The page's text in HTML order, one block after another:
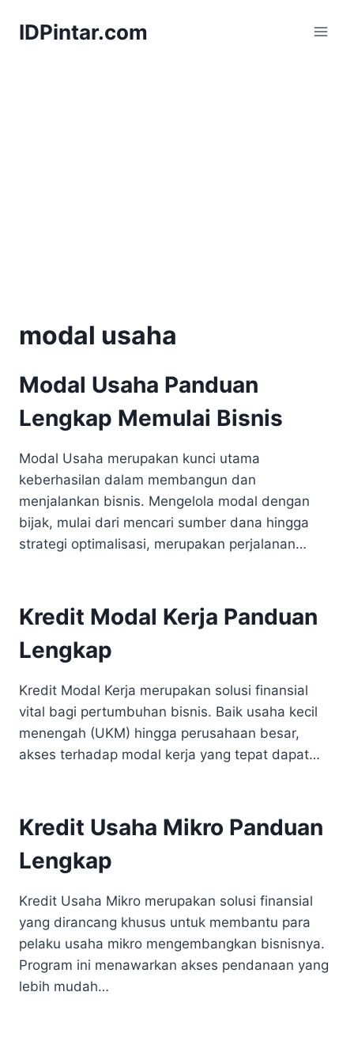
IDPintar.com
modal usaha
Modal Usaha Panduan
Lengkap Memulai Bisnis
Modal Usaha merupakan kunci utama
keberhasilan dalam membangun dan
menjalankan bisnis. Mengelola modal dengan
bijak, mulai dari mencari sumber dana hingga
strategi optimalisasi, merupakan perjalanan…
Kredit Modal Kerja Panduan
Lengkap
Kredit Modal Kerja merupakan solusi finansial
vital bagi pertumbuhan bisnis. Baik usaha kecil
menengah (UKM) hingga perusahaan besar,
akses terhadap modal kerja yang tepat dapat…
Kredit Usaha Mikro Panduan
Lengkap
Kredit Usaha Mikro merupakan solusi finansial
yang dirancang khusus untuk membantu para
pelaku usaha mikro mengembangkan bisnisnya.
Program ini menawarkan akses pendanaan yang
lebih mudah…